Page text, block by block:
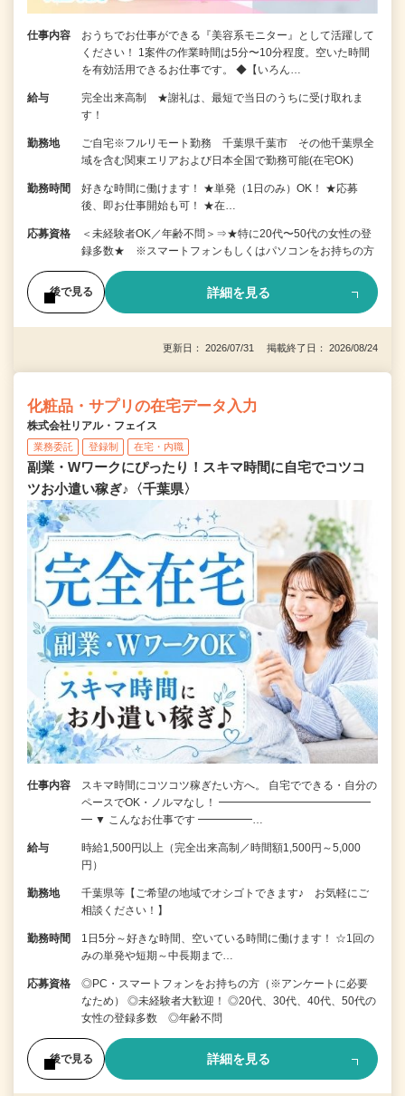
仕事内容
おうちでお仕事ができる『美容系モニター』として活躍して
ください！ 1案件の作業時間は5分〜10分程度。空いた時間
を有効活用できるお仕事です。 ◆【いろん…
給与
完全出来高制 ★謝礼は、最短で当日のうちに受け取れま
す！
勤務地
ご自宅※フルリモート勤務 千葉県千葉市 その他千葉県全
域を含む関東エリアおよび日本全国で勤務可能(在宅OK)
勤務時間
好きな時間に働けます！ ★単発（1日のみ）OK！ ★応募
後、即お仕事開始も可！ ★在…
応募資格
＜未経験者OK／年齢不問＞⇒★特に20代〜50代の女性の登
録多数★ ※スマートフォンもしくはパソコンをお持ちの方
後で見る 詳細を見る
更新日： 2026/07/31 掲載終了日： 2026/08/24
化粧品・サプリの在宅データ入力
株式会社リアル・フェイス
業務委託 登録制 在宅・内職
副業・Wワークにぴったり！スキマ時間に自宅でコツコ
ツお小遣い稼ぎ♪〈千葉県〉
仕事内容
スキマ時間にコツコツ稼ぎたい方へ。 自宅でできる・自分の
ペースでOK・ノルマなし！ ━━━━━━━━━━━━━━
━ ▼ こんなお仕事です ━━━━━…
給与
時給1,500円以上（完全出来高制／時間額1,500円～5,000
円）
勤務地
千葉県等【ご希望の地域でオシゴトできます♪ お気軽にご
相談ください！】
勤務時間
1日5分～好きな時間、空いている時間に働けます！ ☆1回の
みの単発や短期～中長期まで…
応募資格
◎PC・スマートフォンをお持ちの方（※アンケートに必要
なため） ◎未経験者大歓迎！ ◎20代、30代、40代、50代の
女性の登録多数 ◎年齢不問
後で見る 詳細を見る